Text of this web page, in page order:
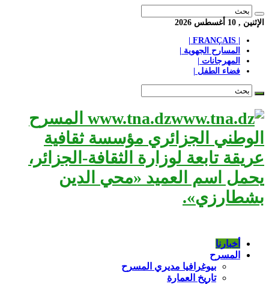
الإثنين , 10 أغسطس 2026
المسارح الجهوية |
المهرجانات |
فضاء الطفل |
www.tna.dz المسرح
الوطني الجزائري مؤسسة ثقافية
عريقة تابعة لوزارة الثقافة-الجزائر،
يحمل اسم العميد «محي الدين
بشطارزي».
أخبارنا
المسرح
بيوغرافيا مديري المسرح
تاريخ العمارة